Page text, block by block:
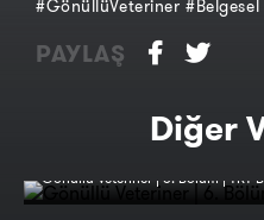
#GönüllüVeteriner #Belgesel
PAYLAŞ
Diğer
Gönüllü Veteriner | 6. Bölüm | TRT